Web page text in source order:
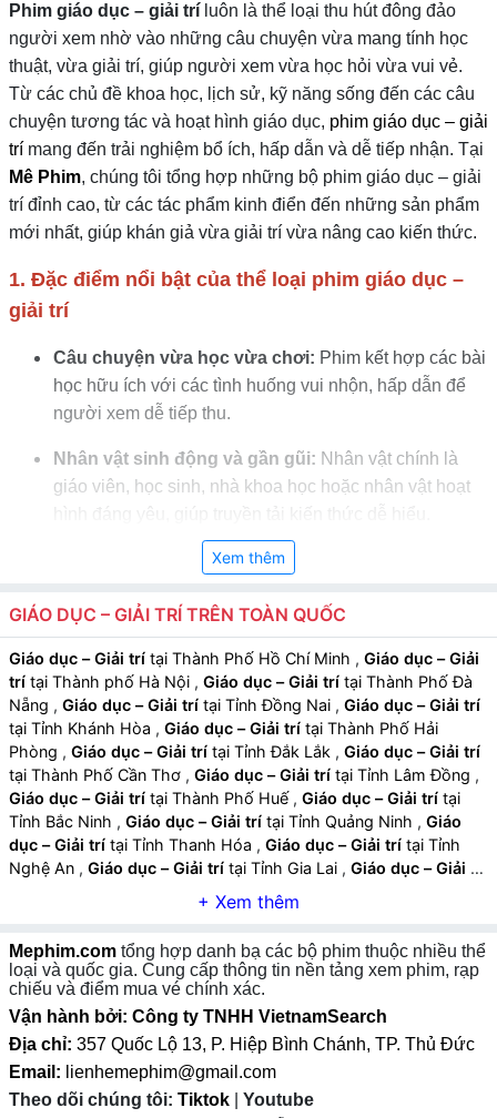
Phim giáo dục – giải trí luôn là thể loại thu hút đông đảo
người xem nhờ vào những câu chuyện vừa mang tính học
thuật, vừa giải trí, giúp người xem vừa học hỏi vừa vui vẻ.
Từ các chủ đề khoa học, lịch sử, kỹ năng sống đến các câu
chuyện tương tác và hoạt hình giáo dục, phim giáo dục – giải
trí mang đến trải nghiệm bổ ích, hấp dẫn và dễ tiếp nhận. Tại
Mê Phim, chúng tôi tổng hợp những bộ phim giáo dục – giải
trí đỉnh cao, từ các tác phẩm kinh điển đến những sản phẩm
mới nhất, giúp khán giả vừa giải trí vừa nâng cao kiến thức.
1. Đặc điểm nổi bật của thể loại phim giáo dục –
giải trí
Câu chuyện vừa học vừa chơi: Phim kết hợp các bài
học hữu ích với các tình huống vui nhộn, hấp dẫn để
người xem dễ tiếp thu.
Nhân vật sinh động và gần gũi: Nhân vật chính là
giáo viên, học sinh, nhà khoa học hoặc nhân vật hoạt
Hình ảnh sống động:Sử dụng màu sắc tươi sáng,
kiến thức hoặc bài học.
Âm nhạc và hiệu ứng hỗ trợ:Nhạc nền vui nhộn, âm
thanh minh họa và hiệu ứng đồ họa giúp tăng trải
nghiệm học tập và giải trí.
2. Các Tiêu Chí Đánh Giá Phim Giáo Dục – Giải Trí
Xem thêm
GIÁO DỤC – GIẢI TRÍ TRÊN TOÀN QUỐC
Giáo dục – Giải trí tại Thành Phố Hồ Chí Minh , Giáo dục – Giải
trí tại Thành phố Hà Nội , Giáo dục – Giải trí tại Thành Phố Đà
Nẵng , Giáo dục – Giải trí tại Tỉnh Đồng Nai , Giáo dục – Giải trí
tại Tỉnh Khánh Hòa , Giáo dục – Giải trí tại Thành Phố Hải
Phòng , Giáo dục – Giải trí tại Tỉnh Đắk Lắk , Giáo dục – Giải trí
tại Thành Phố Cần Thơ , Giáo dục – Giải trí tại Tỉnh Lâm Đồng ,
Giáo dục – Giải trí tại Thành Phố Huế , Giáo dục – Giải trí tại
Tỉnh Bắc Ninh , Giáo dục – Giải trí tại Tỉnh Quảng Ninh , Giáo
dục – Giải trí tại Tỉnh Thanh Hóa , Giáo dục – Giải trí tại Tỉnh
Nghệ An , Giáo dục – Giải trí tại Tỉnh Gia Lai , Giáo dục – Giải trí
Giáo dục – Giải trí
tại Tỉnh Tây Ninh,Giáo dục – Giải trí
Giáo dục – Giải trí tại Tỉnh Lào Cai
Giáo dục – Giải trí
tại Tỉnh Quảng Ngãi,Giáo dục – Giải trítại Tỉnh Cà Mau,Giáo
dục – Giải trítại Tỉnh Vĩnh Long,Giáo dục – Giải trí
tại Tỉnh
Ninh Bình, Giáo dục – Giải trítại Tỉnh Phú Thọ,Giáo dục – Giải
trítại Tỉnh Hà Tĩnh Giáo dục – Giải trí tại Tỉnh Đồng Tháp
Giáo dục – Giải trítại Tỉnh Quảng Trị,Giáo dục – Giải trítại Tỉnh
Sơn La ,Giáo dục – Giải trítại Tỉnh Tuyên Quang
Giải trítại Tỉnh Điện Biên,Giáo dục – Giải trí
Mephim.com tổng hợp danh bạ các bộ phim thuộc nhiều thể
loại và quốc gia. Cung cấp thông tin nền tảng xem phim, rạp
chiếu và điểm mua vé chính xác.
Vận hành bởi: Công ty TNHH VietnamSearch
Địa chỉ: 357 Quốc Lộ 13, P. Hiệp Bình Chánh, TP. Thủ Đức
Email: lienhemephim@gmail.com
Theo dõi chúng tôi: Tiktok Youtube